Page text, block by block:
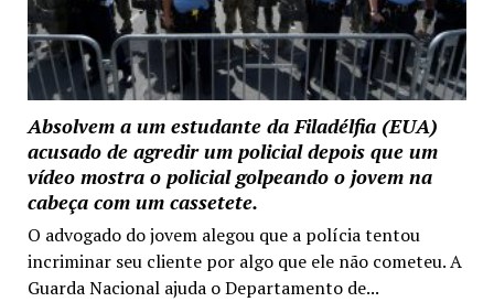
Absolvem a um estudante da Filadélfia (EUA)
acusado de agredir um policial depois que um
vídeo mostra o policial golpeando o jovem na
cabeça com um cassetete.
O advogado do jovem alegou que a polícia tentou
incriminar seu cliente por algo que ele não cometeu. A
Guarda Nacional ajuda o Departamento de...